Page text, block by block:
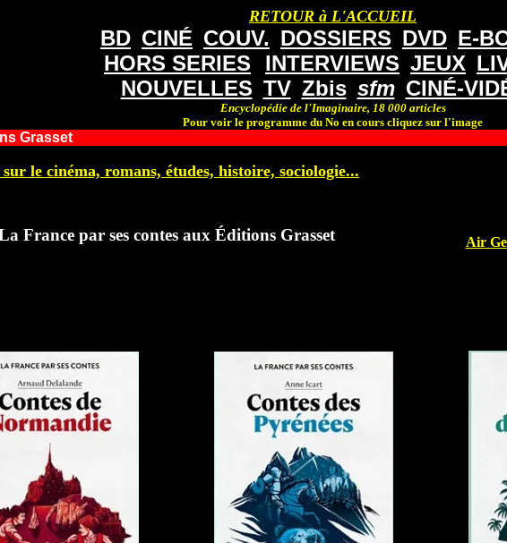
RETOUR à L'ACCUEIL
BD CINÉ COUV. DOSSIERS DVD E-
HORS SERIES
INTERVIEWS JEUX
NOUVELLES TV Zbis sfm CINÉ-
Encyclopédie de l'Imaginaire, 18 000 articles
Pour voir le programme du No en cours cliquez sur l'image
Grasset
le cinéma, romans, études, histoire, sociologie...
France par ses contes aux Éditions Grasset
Air